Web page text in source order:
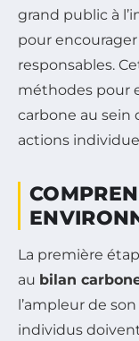
grand public à
pour
responsables.
méthodes pour
carbone au sein
actions
La première
au bilan
l’ampleur de
individus